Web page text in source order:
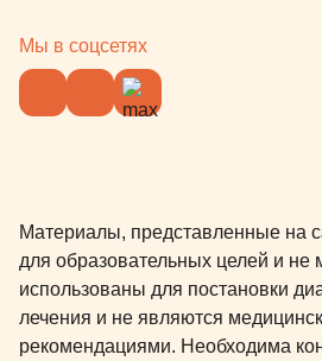
Мы в соцсетях
Материалы, представленные на
для образовательных целей и не
использованы для постановки
лечения и не являются
рекомендациями. Необходима